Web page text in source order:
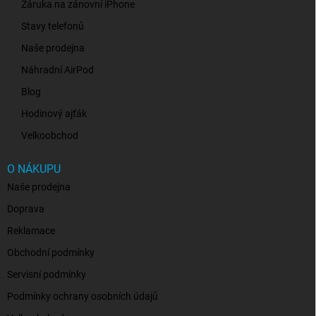
Záruka na zánovní iPhone
Stavy telefonů
Naše prodejna
Náhradní AirPod
Blog
Hodinový ajťák
Velkoobchod
O NÁKUPU
Naše prodejna
Doprava
Reklamace
Obchodní podmínky
Servisní podmínky
Podmínky ochrany osobních údajů